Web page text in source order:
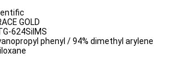
GOLD
624SilMS
phenyl / 94% dimethyl arylene